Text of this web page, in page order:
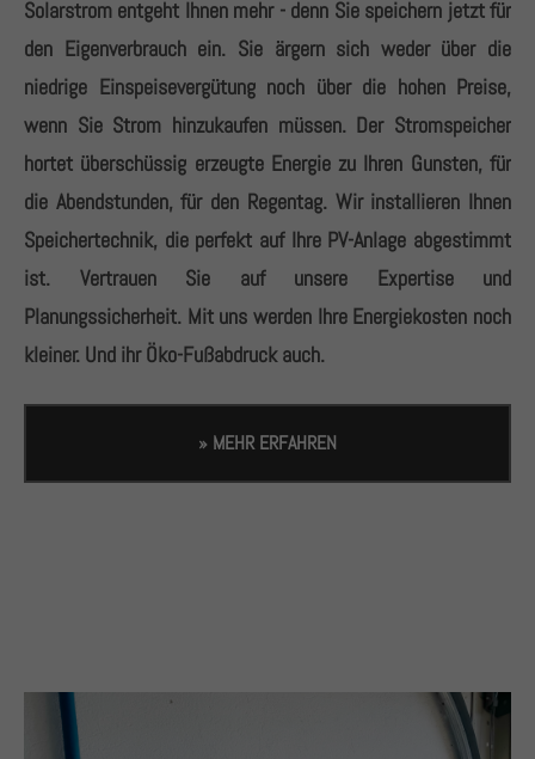
Solarstrom entgeht Ihnen mehr - denn Sie speichern jetzt für
den Eigenverbrauch ein. Sie ärgern sich weder über die
niedrige Einspeisevergütung noch über die hohen Preise,
wenn Sie Strom hinzukaufen müssen. Der Stromspeicher
hortet überschüssig erzeugte Energie zu Ihren Gunsten, für
die Abendstunden, für den Regentag. Wir installieren Ihnen
Speichertechnik, die perfekt auf Ihre PV-Anlage abgestimmt
ist. Vertrauen Sie auf unsere Expertise und
Planungssicherheit. Mit uns werden Ihre Energiekosten noch
kleiner. Und ihr Öko-Fußabdruck auch.
» MEHR ERFAHREN